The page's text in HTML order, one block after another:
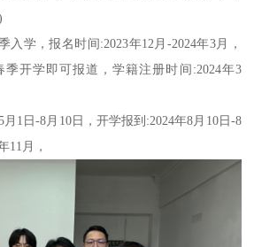
入学，报名时间:2023年12月-2024年3月，
季开学即可报道，学籍注册时间:2024年3
1日-8月10日，开学报到:2024年8月10日-8
11月，